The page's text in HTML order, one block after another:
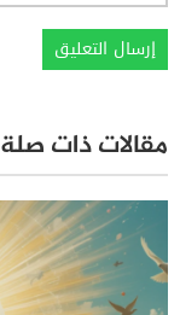
مقالات ذات صلة